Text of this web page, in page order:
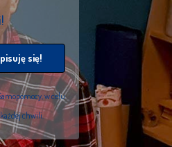
się!
w celu
chwili.